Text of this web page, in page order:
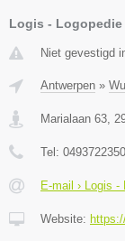
Logis - Logopedie
Niet gevestigd
Antwerpen »
Marialaan 63,
Tel: 0493722350
E-mail › Logis
Website: